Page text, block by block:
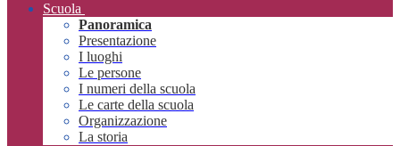
Scuola
Panoramica
Presentazione
I luoghi
Le persone
I numeri della scuola
Le carte della scuola
Organizzazione
La storia